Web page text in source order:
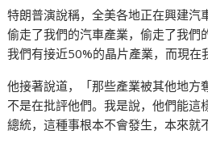
特朗普演說稱，全美各地正在興建汽
偷走了我們的汽車產業，偷走了我們
我們有接近50%的晶片產業，而現在
他接著說道，「那些產業被其他地方
不是在批評他們。我是說，他們能這
總統，這種事根本不會發生，本來就